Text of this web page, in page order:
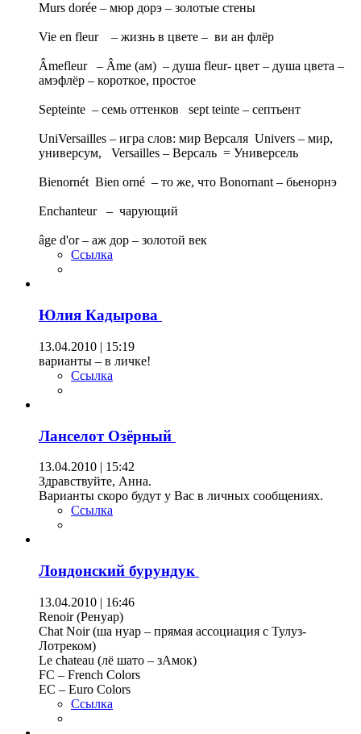
Murs dorée – мюр дорэ – золотые стены
Vie en fleur – жизнь в цвете – ви ан флёр
Âmefleur – Âme (ам) – душа fleur- цвет – душа цвета –
амэфлёр – короткое, простое
Septeinte – семь оттенков sept teinte – септьент
UniVersailles – игра слов: мир Версаля Univers – мир,
универсум, Versailles – Версаль = Универсель
Bienornét Bien orné – то же, что Bonornant – бьенорнэ
Enchanteur – чарующий
âge d'or – аж дор – золотой век
Ссылка
Юлия Кадырова
13.04.2010 | 15:19
варианты – в личке!
Ссылка
Ланселот Озёрный
13.04.2010 | 15:42
Здравствуйте, Анна.
Варианты скоро будут у Вас в личных сообщениях.
Ссылка
Лондонский бурундук
13.04.2010 | 16:46
Renoir (Ренуар)
Chat Noir (ша нуар – прямая ассоциация с Тулуз-
Лотреком)
Le chateau (лё шато – зАмок)
FC – French Colors
EC – Euro Colors
Ссылка